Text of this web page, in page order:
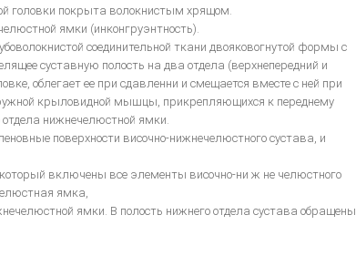
головки покрыта волокнистым хрящом.
ямки (инконгруэнтность).
соединительной ткани двояковогнутой формы с
суставную полость на два отдела (верхнепередний и
облегает ее при сдавленни и смещается вместе с ней при
крыловидной мышцы, прикрепляющихся к переднему
нижнечелюстной ямки.
поверхности височно-нижнечелюстного сустава, и
включены все элементы височно-ни ж не челюстного
ямка,
ямки. В полость нижнего отдела сустава обращены